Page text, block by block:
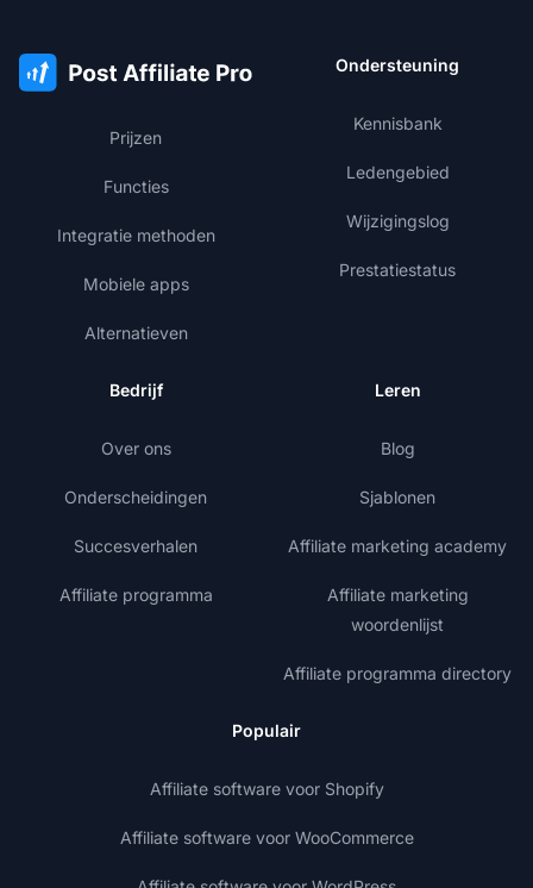
Prijzen
Functies
Integratie methoden
Mobiele apps
Alternatieven
Ondersteuning
Kennisbank
Ledengebied
Wijzigingslog
Prestatiestatus
Bedrijf
Over ons
Onderscheidingen
Succesverhalen
Affiliate programma
Leren
Blog
Sjablonen
Affiliate marketing academy
Affiliate marketing
woordenlijst
Affiliate programma directory
Populair
Affiliate software voor Shopify
Affiliate software voor WooCommerce